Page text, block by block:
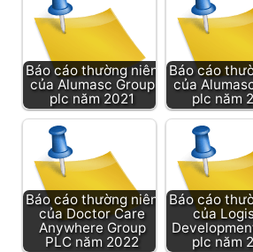
Báo cáo thường niên
của Alumasc Group
plc năm 2021
Báo cáo
của
plc năm
Báo cáo thường niên
của Doctor Care
Anywhere Group
PLC năm 2022
Báo cáo
của
plc năm